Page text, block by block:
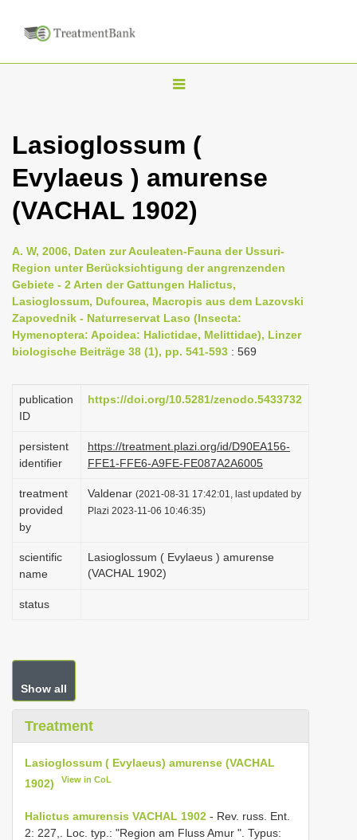
T
g
l
n
v
i
g
a
t
o
Lasioglossum (
Evylaeus ) amurense
(VACHAL 1902)
A. W, 2006, Daten zur Aculeaten-Fauna der Ussuri-
Region unter Berücksichtigung der angrenzenden
Gebiete - 2 Arten der Gattungen Halictus,
Lasioglossum, Dufourea, Macropis aus dem Lazovski
Zapovednik - Naturreservat Laso (Insecta:
Hymenoptera: Apoidea: Halictidae, Melittidae), Linzer
biologische Beiträge 38 (1), pp. 541-593 : 569
publication
ID
https://doi.org/10.5281/zenodo.5433732
persistent
identifier
https://treatment.plazi.org/id/D90EA156-
FFE1-FFE6-A9FE-FE087A2A6005
treatment
provided
by
Valdenar (2021-08-31 17:42:01, last updated by
Plazi 2023-11-06 10:46:35)
scientific
name
Lasioglossum ( Evylaeus ) amurense
(VACHAL 1902)
status
Show all
Treatment
Lasioglossum ( Evylaeus) amurense (VACHAL
1902)
View in CoL
Halictus amurensis VACHAL 1902 - Rev. russ. Ent.
2: 227,. Loc. typ.: "Region am Fluss Amur ". Typus: